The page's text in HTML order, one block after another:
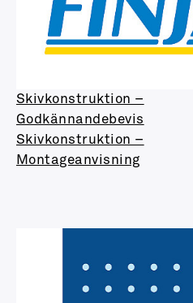
Skivkonstruktion –
Godkännandebevis
Skivkonstruktion –
Montageanvisning